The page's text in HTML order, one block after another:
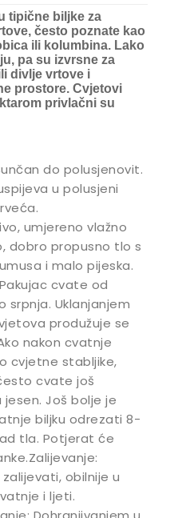
tipične biljke za
često poznate kao
ili kolumbina. Lako
pa su izvrsne za
divlje vrtove i
prostore. Cvjetovi
privlačni su
do polusjenovit.
u polusjeni
umjereno vlažno
dobro propusno tlo s
i malo pijeska.
cvate od
srpnja. Uklanjanjem
produžuje se
nakon cvatnje
cvjetne stabljike,
cvate još
jesen. Još bolje je
biljku odrezati 8-
tla. Potjerat će
obilnije u
i ljeti.